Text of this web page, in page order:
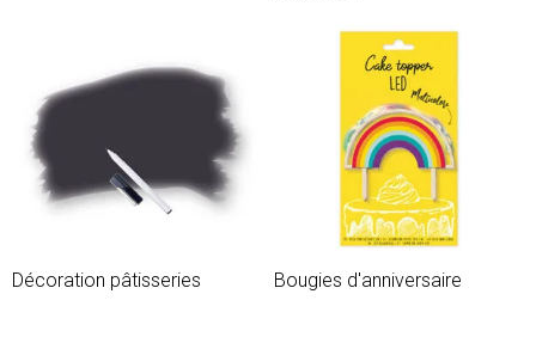
Décoration pâtisseries Bougies d'anniversaire